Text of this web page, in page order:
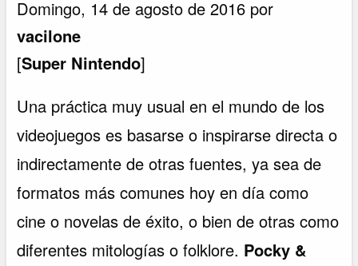
Domingo, 14 de agosto de 2016 por
vacilone
[Super Nintendo]
Una práctica muy usual en el mundo de los
videojuegos es basarse o inspirarse directa o
indirectamente de otras fuentes, ya sea de
formatos más comunes hoy en día como
cine o novelas de éxito, o bien de otras como
diferentes mitologías o folklore. Pocky &